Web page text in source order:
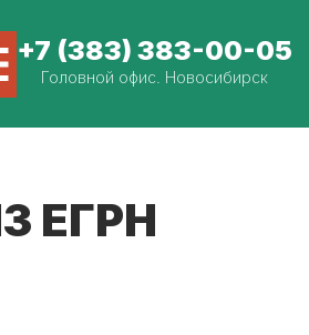
+7 (383) 383-00-05
Головной офис. Новосибирск
ЕГРН